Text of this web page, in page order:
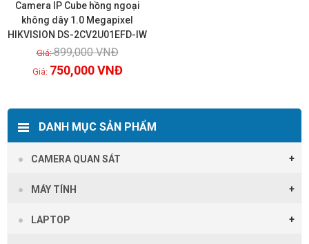
Xem chi tiết
Camera IP Cube hồng ngoại
không dây 1.0 Megapixel
HIKVISION DS-2CV2U01EFD-IW
899,000VNĐ
750,000VNĐ
DANH MỤC SẢN PHẨM
CAMERA QUAN SÁT
MÁY TÍNH
LAPTOP